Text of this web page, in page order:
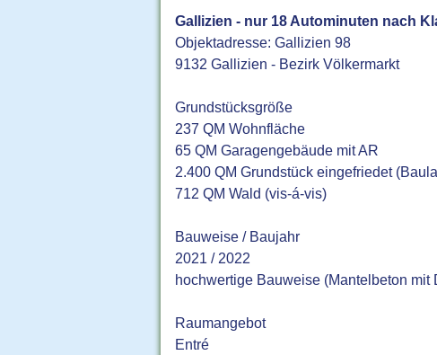
Gallizien - nur 18 Autominuten nach
Objektadresse: Gallizien 98
9132 Gallizien - Bezirk Völkermarkt
Grundstücksgröße
237 QM Wohnfläche
65 QM Garagengebäude mit AR
2.400 QM Grundstück eingefriedet
712 QM Wald (vis-á-vis)
Bauweise / Baujahr
2021 / 2022
hochwertige Bauweise (Mantelbeton
Raumangebot
Entré